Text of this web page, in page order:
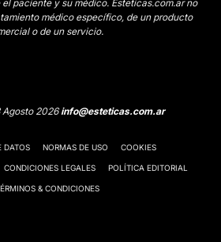
paciente y su médico. Esteticas.com.ar no
médico específico, de un producto
o de un servicio.
Agosto 2026info@esteticas.com.ar
DATOS NORMAS DE USO COOKIES
CONDICIONES LEGALES POLÍTICA EDITORIAL
& CONDICIONES